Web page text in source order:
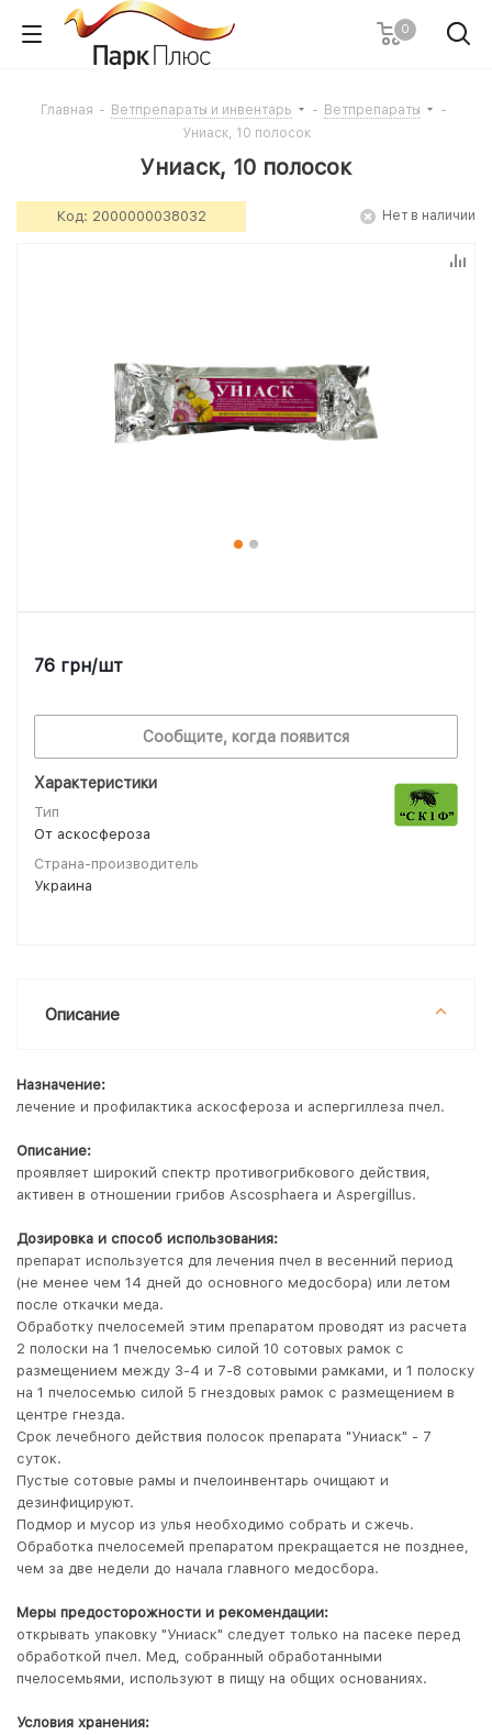
0
Главная - Ветпрепараты и инвентарь - Ветпрепараты
-
Униаск, 10 полосок
Униаск, 10 полосок
Код: 2000000038032 Нет в наличии
Характеристики
Тип
От аскосфероза
Страна-производитель
Украина
76 грн/шт
Сообщите, когда появится
Описание
Назначение:
лечение и профилактика аскосфероза и аспергиллеза пчел.
Описание:
проявляет широкий спектр противогрибкового действия,
активен в отношении грибов Ascosphaera и Aspergillus.
Дозировка и способ использования:
препарат используется для лечения пчел в весенний период
(не менее чем 14 дней до основного медосбора) или летом
после откачки меда.
Обработку пчелосемей этим препаратом проводят из расчета
2 полоски на 1 пчелосемью силой 10 сотовых рамок с
размещением между 3-4 и 7-8 сотовыми рамками, и 1 полоску
на 1 пчелосемью силой 5 гнездовых рамок с размещением в
центре гнезда.
Срок лечебного действия полосок препарата "Униаск" - 7
суток.
Пустые сотовые рамы и пчелоинвентарь очищают и
дезинфицируют.
Подмор и мусор из улья необходимо собрать и сжечь.
Обработка пчелосемей препаратом прекращается не позднее,
чем за две недели до начала главного медосбора.
Меры предосторожности и рекомендации:
открывать упаковку "Униаск" следует только на пасеке перед
обработкой пчел. Мед, собранный обработанными
пчелосемьями, используют в пищу на общих основаниях.
Условия хранения: